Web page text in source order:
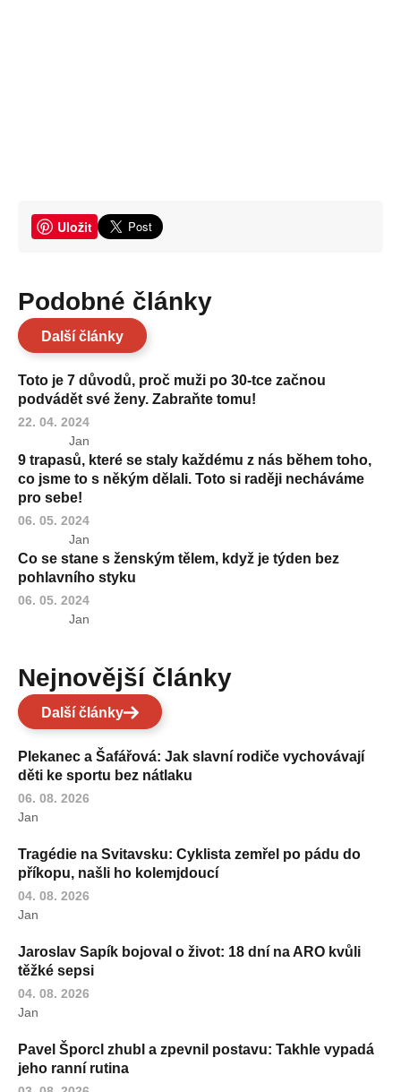
Uložit
Podobné články
Další články
Toto je 7 důvodů, proč muži po 30-tce začnou
podvádět své ženy. Zabraňte tomu!
22. 04. 2024
Jan
9 trapasů, které se staly každému z nás během toho,
co jsme to s někým dělali. Toto si raději necháváme
pro sebe!
06. 05. 2024
Jan
Co se stane s ženským tělem, když je týden bez
pohlavního styku
06. 05. 2024
Jan
Nejnovější články
Další články
Plekanec a Šafářová: Jak slavní rodiče vychovávají
děti ke sportu bez nátlaku
06. 08. 2026
Jan
Tragédie na Svitavsku: Cyklista zemřel po pádu do
příkopu, našli ho kolemjdoucí
04. 08. 2026
Jan
Jaroslav Sapík bojoval o život: 18 dní na ARO kvůli
těžké sepsi
04. 08. 2026
Jan
Pavel Šporcl zhubl a zpevnil postavu: Takhle vypadá
jeho ranní rutina